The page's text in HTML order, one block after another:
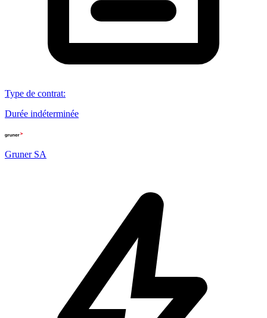
Type de contrat:
Durée indéterminée
Gruner SA